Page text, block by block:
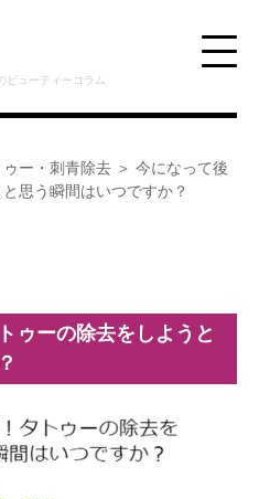
ビューティーコラム
ゥー・刺青除去 ＞ 今になって後
思う瞬間はいつですか？
ーの除去をしようと